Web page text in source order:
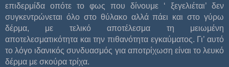
επιδερμίδα οπότε το φως που δίνουμε ‘ ξεγελιέται’ δεν
συγκεντρώνεται όλο στο θύλακο αλλά πάει και στο γύρω
δέρμα, με τελικό αποτέλεσμα τη μειωμένη
αποτελεσματικότητα και την πιθανότητα εγκαύματος. Γι’ αυτό
το λόγο ιδανικός συνδυασμός για αποτρίχωση είναι το λευκό
δέρμα με σκούρα τρίχα.